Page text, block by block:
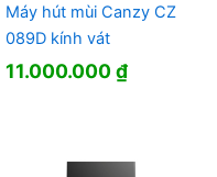
Máy hút mùi Canzy CZ
089D kính vát
11.000.000₫